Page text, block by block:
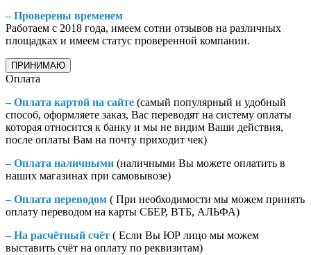
– Проверены временем
Работаем с 2018 года, имеем сотни отзывов на различных
площадках и имеем статус проверенной компании.
ПРИНИМАЮ
Оплата
– Оплата картой на сайте (самый популярный и удобный
способ, оформляете заказ, Вас переводят на систему оплаты
которая относится к банку и мы не видим Ваши действия,
после оплаты Вам на почту приходит чек)
– Оплата наличными (наличными Вы можете оплатить в
наших магазинах при самовывозе)
– Оплата переводом ( При необходимости мы можем принять
оплату переводом на карты СБЕР, ВТБ, АЛЬФА)
– На расчётный счёт ( Если Вы ЮР лицо мы можем
выставить счёт на оплату по реквизитам)